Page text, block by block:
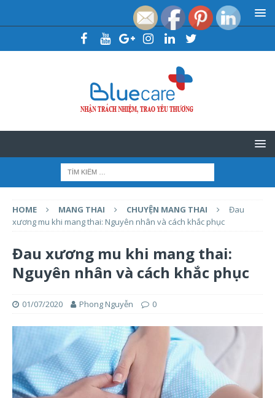
HOME MANG THAI CHUYỆN MANG THAI
Đau
xương mu khi mang thai: Nguyên nhân và cách khắc phục
Đau xương mu khi mang thai:
Nguyên nhân và cách khắc phục
01/07/2020 Phong Nguyễn 0